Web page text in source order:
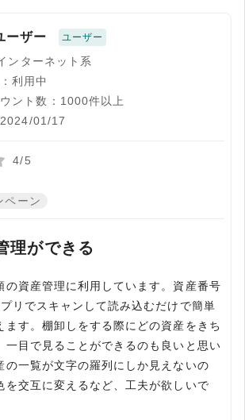
ーザー ユーザー
ンターネット系
利用中
ント数：1000件以上
01/17
4/5
ペーン
理ができる
の資産管理に利用しています。資産番号
リでスキャンして読み込むだけで簡単
ます。棚卸しをする際にどの資産をきち
一目で見ることができるのも良いと思い
の一覧が文字の羅列にしか見えないの
を交互に変えるなど、工夫が欲しいで